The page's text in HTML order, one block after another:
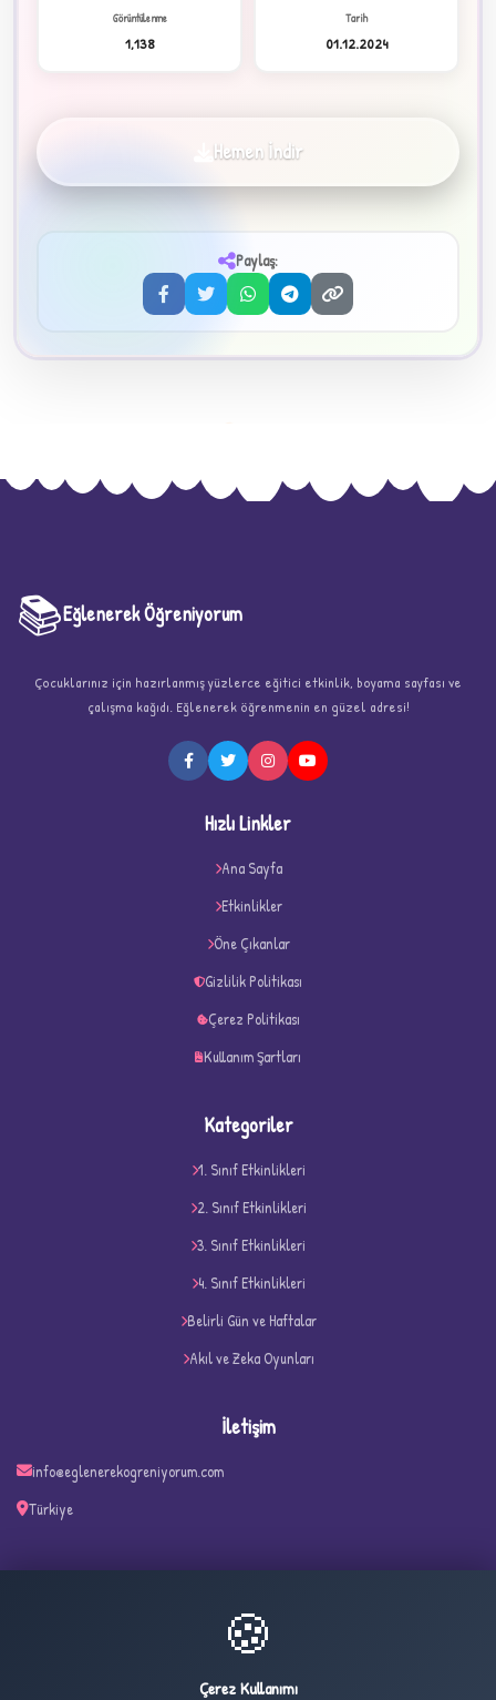
D
Görüntülenme
1,138
Tarih
01.12.2024
Hemen İndir
Paylaş:
📚Eğlenerek Öğreniyorum
Çocuklarınız için hazırlanmış yüzlerce eğitici etkinlik, boyama sayfası ve
çalışma kağıdı. Eğlenerek öğrenmenin en güzel adresi!
Hızlı Linkler
Ana Sayfa
Etkinlikler
Öne Çıkanlar
Gizlilik Politikası
Çerez Politikası
Kullanım Şartları
Kategoriler
1. Sınıf Etkinlikleri
2. Sınıf Etkinlikleri
3. Sınıf Etkinlikleri
4. Sınıf Etkinlikleri
Belirli Gün ve Haftalar
Akıl ve Zeka Oyunları
İletişim
info@eglenerekogreniyorum.com
Türkiye
🍪
Çerez Kullanımı